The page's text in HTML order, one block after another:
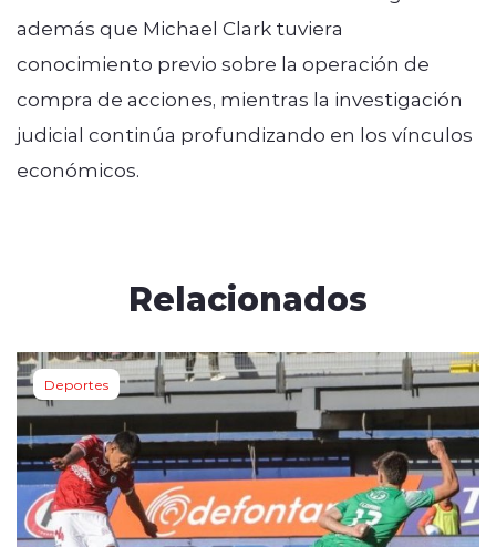
además que Michael Clark tuviera
conocimiento previo sobre la operación de
compra de acciones, mientras la investigación
judicial continúa profundizando en los vínculos
económicos.
Relacionados
Deportes